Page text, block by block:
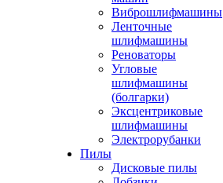
Виброшлифмашины
Ленточные
шлифмашины
Реноваторы
Угловые
шлифмашины
(болгарки)
Эксцентриковые
шлифмашины
Электрорубанки
Пилы
Дисковые пилы